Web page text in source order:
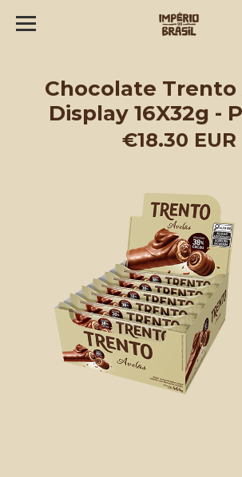
Chocolate Trento
Display 16X32g -
€18.30 EUR